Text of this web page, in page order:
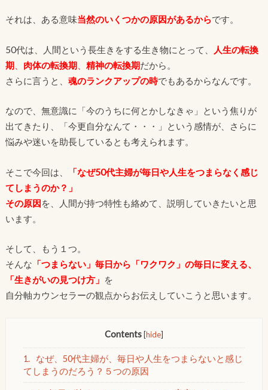
それは、ある意味当然のいくつかの原因があるからです。
50代は、人間という長生きをする生き物にとって、
人生の転換
期、 肉体の転換期、 精神の転換期だから。
さらに言うと、 魂のランクアップの時でもあるからなんです。
なので、無意識に「今のうちに何とかしなきゃ」という焦りが
出てきたり、「今更自分なんて・・・」という感情が、さらに
悩みや迷いを助長しているとも考えられます。
そこで今回は、
「なぜ50代主婦が毎日や人生をつまらなく感じ
てしまうのか？」
その原因を、人間が持つ特性も絡めて、説明していきたいと思
います。
そして、もう１つ。
そんな 「つまらない」毎日から「ワクワク」の毎日に変える、
「生きがいの見つけ方」 を
自分軸カウンセラーの観点からお伝えしていこうと思います。
Contents [hide]
1.
なぜ、50代主婦が、毎日や人生をつまらないと感じ
てしまうのだろう？５つの原因